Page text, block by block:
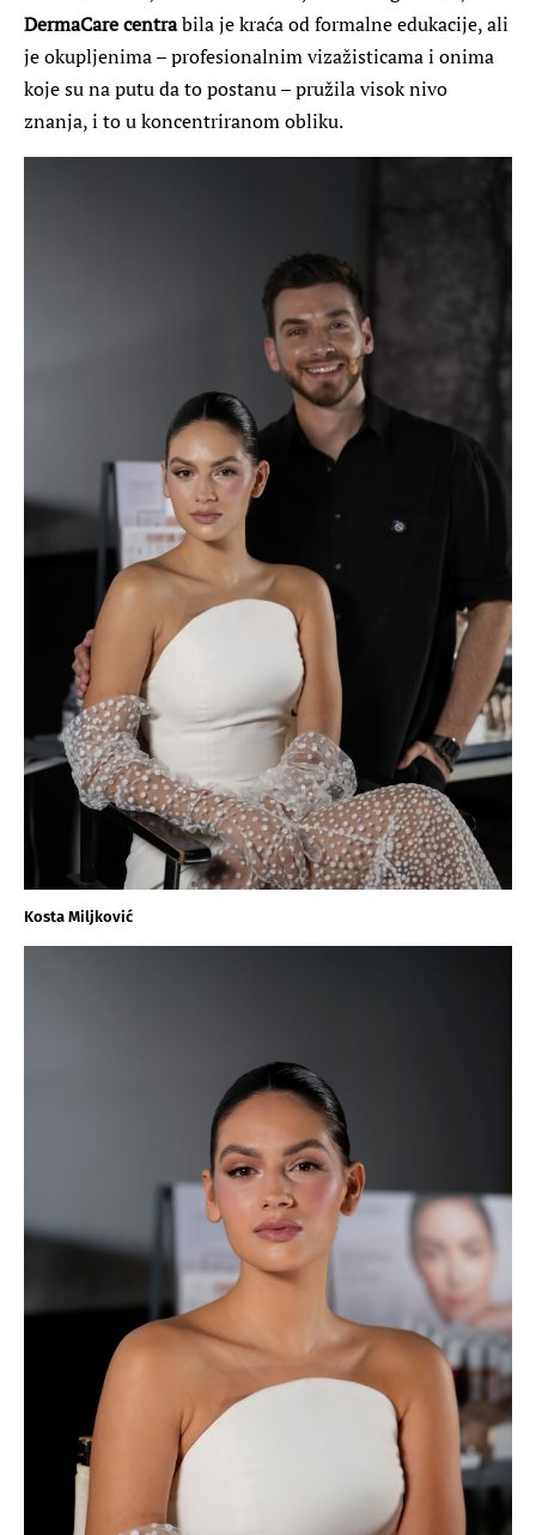
DermaCare centrabila je kraća od formalne edukacije, ali
je okupljenima – profesionalnim vizažisticama i onima
koje su na putu da to postanu – pružila visok nivo
znanja, i to u koncentriranom obliku.
Kosta Miljković